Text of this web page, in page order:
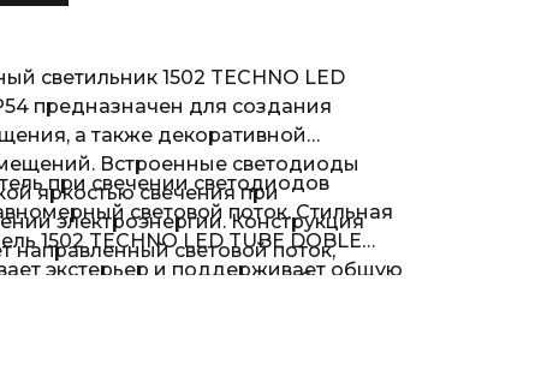
светильник 1502 TECHNO LED
предназначен для создания
а также декоративной
Встроенные светодиоды
яркостью свечения при
электроэнергии. Конструкция
направленный световой поток,
на расстояние до 6м.
при свечении светодиодов
световой поток. Стильная
1502 TECHNO LED TUBE DOBLE
экстерьер и поддерживает общую